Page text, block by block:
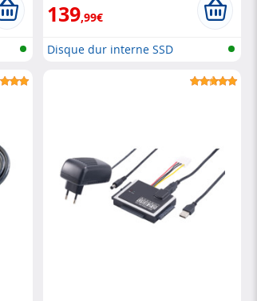
139,99€
Disque dur interne SSD